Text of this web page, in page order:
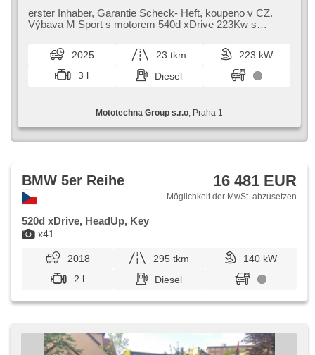
Zentralverriegelung, Bordcomputer, El. Klappspiegel,
Elektronisches Stabilitätsprogramm (ESP), beheizte
Taste, Sportsitze, Anhängerkupplung,
Reifendrucksensor, USB, Automatikgetriebe, Antrieb 4x4
erster Inhaber,​ Garantie Scheck​- Heft,​ koupeno v CZ.
Výbava M Sport s motorem 540d xDrive 223Kw s
2025 23 tkm
223 kW
3 l
Diesel
Mototechna Group s.r.o , Praha 1
x41
BMW 5er Reihe 16 481 EUR
Möglichkeit der MwSt. abzusetzen
520d xDrive, HeadUp, Key
2018 295 tkm
140 kW
2 l
Diesel